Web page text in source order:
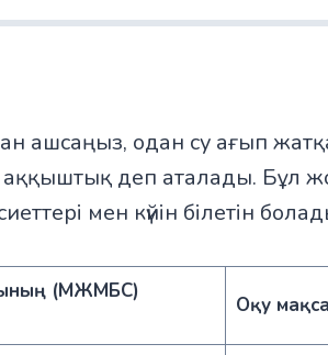
ашсаңыз, одан су ағып
аққыштық деп аталады.
мен күйін білетін
(МЖМБС)
Оқу